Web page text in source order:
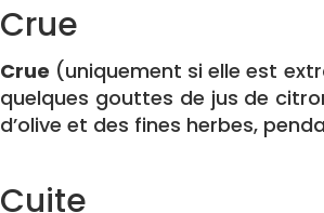
Crue
Crue (uniquement si elle est
quelques gouttes de jus de
d’olive et des fines herbes,
Cuite